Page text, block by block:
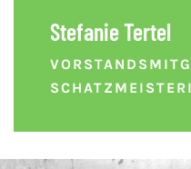
Stefanie Tertel